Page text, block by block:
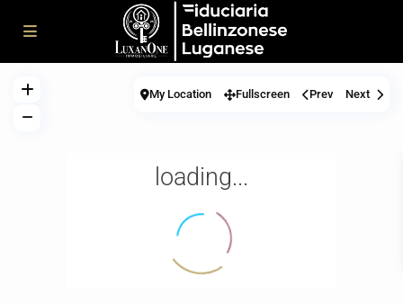
loading...
My Location Fullscreen Prev Next